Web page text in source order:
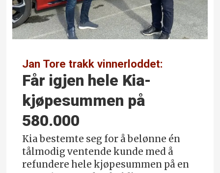
Jan Tore trakk vinnerloddet:
Får igjen hele Kia-
kjøpe­summen på
580.000
Kia bestemte seg for å belønne én
tålmodig ventende kunde med å
refundere hele kjøpesummen på en